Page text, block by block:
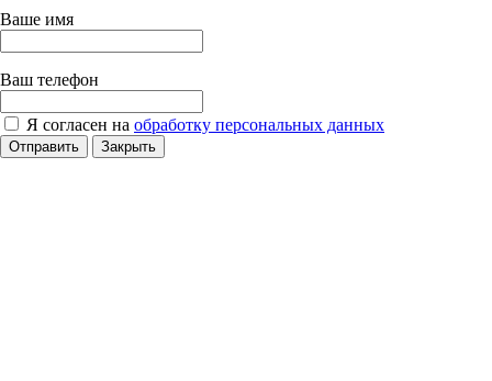
Ваше имя
Ваш телефон
Я согласен на обработку персональных данных
Отправить Закрыть